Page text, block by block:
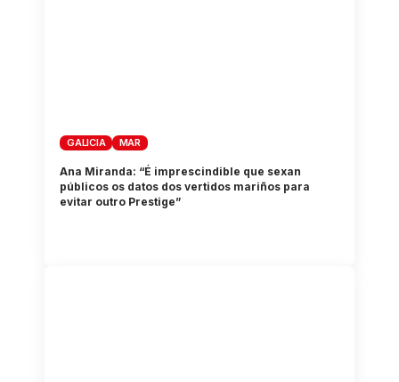
GALICIA MAR
Ana Miranda: “É imprescindible que sexan
públicos os datos dos vertidos mariños para
evitar outro Prestige”